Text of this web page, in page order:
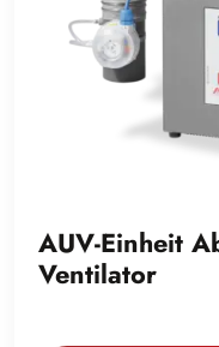
AUV-Einheit
Ventilator